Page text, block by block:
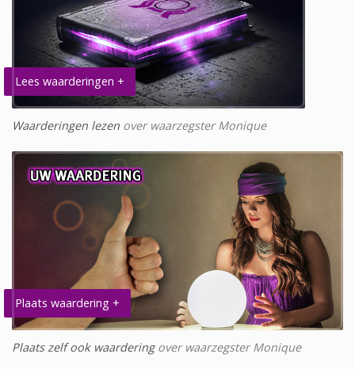
Lees waarderingen +
Waarderingen lezen over waarzegster Monique
Plaats waardering +
Plaats zelf ook waarderingover waarzegster Monique